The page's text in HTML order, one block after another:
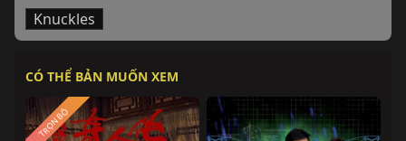
Knuckles
CÓ THỂ BẢN MUỐN XEM
TRỌN BỘ